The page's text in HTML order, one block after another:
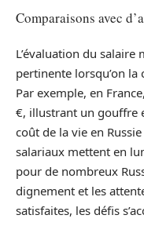
Comparaisons avec
L’évaluation du
pertinente lorsqu’on la
Par exemple, en
€, illustrant un gouffre
coût de la vie en
salariaux mettent en
pour de nombreux
dignement et les
satisfaites, les défis